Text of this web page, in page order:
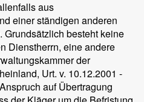
aus
einer ständigen anderen
besteht keine
Dienstherrn, eine andere
der
Urt. v. 10.12.2001 -
auf Übertragung